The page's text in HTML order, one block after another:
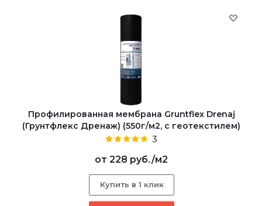
Профилированная мембрана Gruntflex Drenaj
(Грунтфлекс Дренаж) (550г/м2, c геотекстилем)
3
от 228 руб./м2
Купить в 1 клик